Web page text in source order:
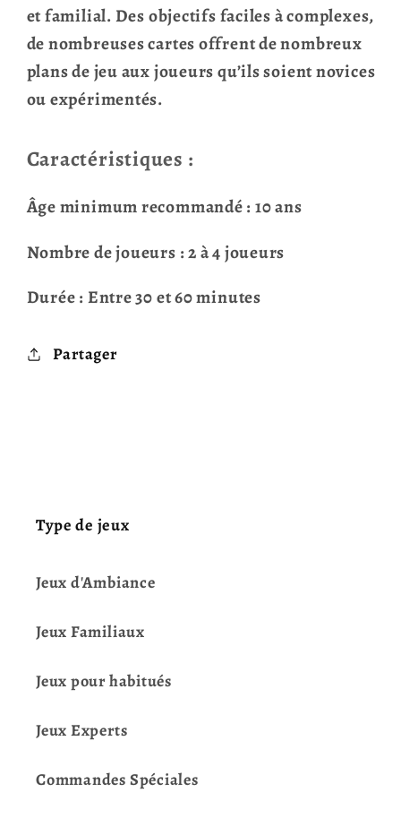
et familial. Des objectifs faciles à complexes,
de nombreuses cartes offrent de nombreux
plans de jeu aux joueurs qu’ils soient novices
ou expérimentés.
Caractéristiques :
Âge minimum recommandé : 10 ans
Nombre de joueurs : 2 à 4 joueurs
Durée : Entre 30 et 60 minutes
Partager
Type de jeux
Jeux d'Ambiance
Jeux Familiaux
Jeux pour habitués
Jeux Experts
Commandes Spéciales